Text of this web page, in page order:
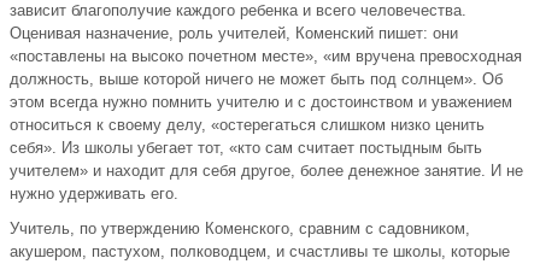
зависит благополучие каждого ребенка и всего человечества.
Оценивая назначение, роль учителей, Коменский пишет: они
«поставлены на высоко почетном месте», «им вручена превосходная
должность, выше которой ничего не может быть под солнцем». Об
этом всегда нужно помнить учителю и с достоинством и уважением
относиться к своему делу, «остерегаться слишком низко ценить
себя». Из школы убегает тот, «кто сам считает постыдным быть
учителем» и находит для себя другое, более денежное занятие. И не
нужно удерживать его.
Учитель, по утверждению Коменского, сравним с садовником,
акушером, пастухом, полководцем, и счастливы те школы, которые